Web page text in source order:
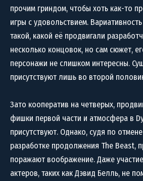
прочим гриндом, чтобы хоть как-то
игры с удовольствием.
такой, какой её продвигали
несколько концовок, но сам сюжет,
персонажи не слишком интересны.
присутствуют лишь во второй
Зато кооператив на четверых,
фишки первой части и атмосфера в
присутствуют. Однако, судя по
разработке продолжения The Beast,
поражают воображение. Даже
актеров, таких как Дэвид Белль, не